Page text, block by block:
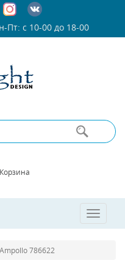
Пт: с 10-00 до 18-00
Toggle
786622